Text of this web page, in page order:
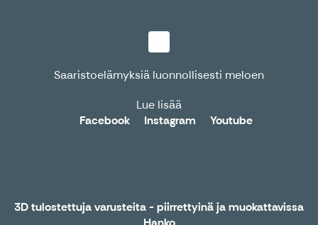
Saaristoelämyksiä luonnollisesti meloen
Lue lisää
Facebook
Instagram Youtube
3D tulostettuja varusteita - piirrettyinä ja muokattavissa